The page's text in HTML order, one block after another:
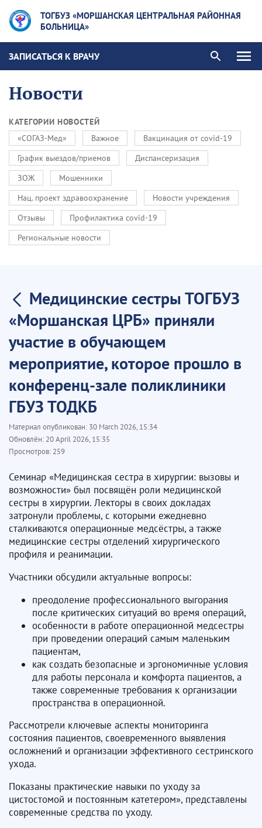
ТОГБУЗ «МОРШАНСКАЯ ЦЕНТРАЛЬНАЯ РАЙОННАЯ
БОЛЬНИЦА»
ЗАПИСАТЬСЯ К ВРАЧУ
Новости
КАТЕГОРИИ НОВОСТЕЙ
«СОГАЗ-Мед»
Важное
Вакцинация от covid-19
График выездов/приемов
Диспансеризация
ЗОЖ
Мошенники
Нац. проект здравоохранение
Новости учреждения
Отзывы
Профилактика covid-19
Региональные новости
Медицинские сестры ТОГБУЗ
«Моршанская ЦРБ» приняли
участие в обучающем
мероприятие, которое прошло в
конференц-зале поликлиники
ГБУЗ ТОДКБ
Материал опубликован: 30 March 2026, 15:34
Обновлён: 20 April 2026, 15:35
Просмотров: 259
Семинар «Медицинская сестра в хирургии: вызовы и
возможности» был посвящён роли медицинской
сестры в хирургии. Лекторы в своих докладах
затронули проблемы, с которыми ежедневно
сталкиваются операционные медсёстры, а также
медицинские сестры отделений хирургического
профиля и реанимации.
Участники обсудили актуальные вопросы:
преодоление профессионального выгорания
после критических ситуаций во время операций,
особенности в работе операционной медсестры
при проведении операций самым маленьким
пациентам,
как создать безопасные и эргономичные условия
для работы персонала и комфорта пациентов, а
также современные требования к организации
пространства в операционной.
Рассмотрели ключевые аспекты мониторинга
состояния пациентов, своевременного выявления
осложнений и организации эффективного сестринского
ухода.
Показаны практические навыки по уходу за
цистостомой и постоянным катетером», представлены
современные средства по уходу.